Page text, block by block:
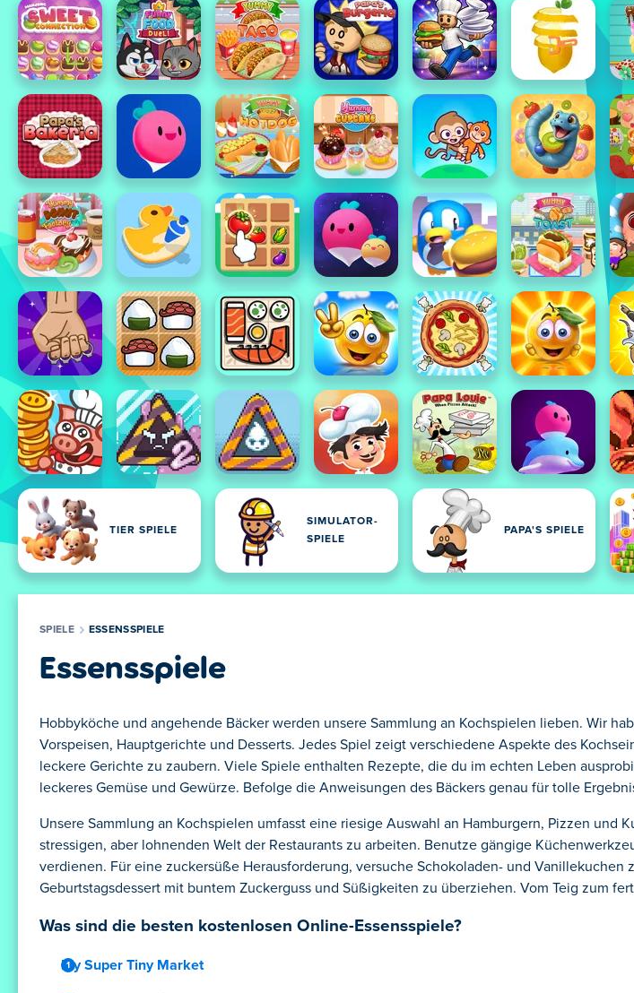
TIER SPIELE
SIMULATOR-
SPIELE
PAPA'S SPIELE
SPIELE ESSENSSPIELE
Essensspiele
Hobbyköche und angehende Bäcker werden unsere Sammlung an Kochspielen lieben. Wir
Vorspeisen, Hauptgerichte und Desserts. Jedes Spiel zeigt verschiedene Aspekte des
leckere Gerichte zu zaubern. Viele Spiele enthalten Rezepte, die du im echten Leben
leckeres Gemüse und Gewürze. Befolge die Anweisungen des Bäckers genau für tolle
Unsere Sammlung an Kochspielen umfasst eine riesige Auswahl an Hamburgern, Pizzen und
stressigen, aber lohnenden Welt der Restaurants zu arbeiten. Benutze gängige
verdienen. Für eine zuckersüße Herausforderung, versuche Schokoladen- und Vanillekuchen
Geburtstagsdessert mit buntem Zuckerguss und Süßigkeiten zu überziehen. Vom Teig zum
Was sind die besten kostenlosen Online-Essensspiele?
My Super Tiny Market